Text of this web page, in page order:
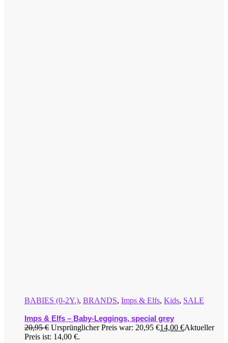
BABIES (0-2Y.), BRANDS, Imps & Elfs, Kids, SALE
Imps & Elfs – Baby-Leggings, special grey
20,95€ Ursprünglicher Preis war: 20,95 €14,00 €Aktueller
Preis ist: 14,00 €.